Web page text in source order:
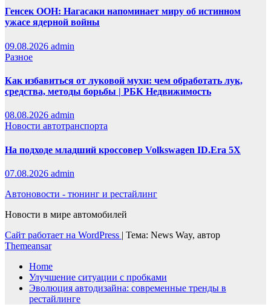
Генсек ООН: Нагасаки напоминает миру об истинном
ужасе ядерной войны
09.08.2026 admin
Разное
Как избавиться от луковой мухи: чем обработать лук,
средства, методы борьбы | РБК Недвижимость
08.08.2026 admin
Новости автотранспорта
На подходе младший кроссовер Volkswagen ID.Era 5X
07.08.2026 admin
Автоновости - тюнинг и рестайлинг
Новости в мире автомобилей
Сайт работает на WordPress | Тема: News Way, автор
Themeansar
Home
Улучшение ситуации с пробками
Эволюция автодизайна: современные тренды в
рестайлинге